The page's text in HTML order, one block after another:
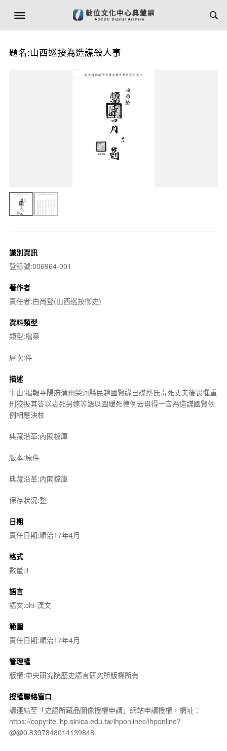
題名:山西巡按為造謀殺人事
識別資訊
登錄號:006964-001
著作者
責任者:白尚登(山西巡按御史)
資料類型
類型:檔案
層次:件
描述
事由:揭報平陽府蒲州榮河縣民趙國賢緣已磔蔡氏毒死丈夫後畏懼重
刑狡扳其答以毒死另嫁等語以圖緩死律例云毋得一言為造謀國賢依
例相應決杖
典藏沿革:內閣檔庫
版本:原件
典藏沿革:內閣檔庫
保存狀況:整
日期
責任日期:順治17年4月
格式
數量:1
語言
語文:chi-漢文
範圍
責任日期:順治17年4月
管理權
版權:中央研究院歷史語言研究所版權所有
授權聯絡窗口
請連結至「史語所藏品圖像授權申請」網站申請授權，網址：
https://copyrite.ihp.sinica.edu.tw/ihponlinec/ihponline?
@@0.8397848014139848